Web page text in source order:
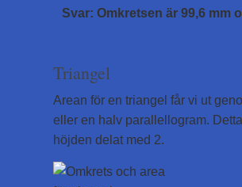
Svar: Omkretsen är 99,6 mm
Triangel
Arean för en triangel får vi ut
eller en halv parallellogram.
höjden delat med 2.